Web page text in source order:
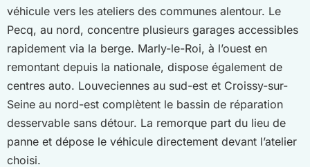
véhicule vers les ateliers des communes alentour. Le
Pecq, au nord, concentre plusieurs garages accessibles
rapidement via la berge. Marly-le-Roi, à l’ouest en
remontant depuis la nationale, dispose également de
centres auto. Louveciennes au sud-est et Croissy-sur-
Seine au nord-est complètent le bassin de réparation
desservable sans détour. La remorque part du lieu de
panne et dépose le véhicule directement devant l’atelier
choisi.